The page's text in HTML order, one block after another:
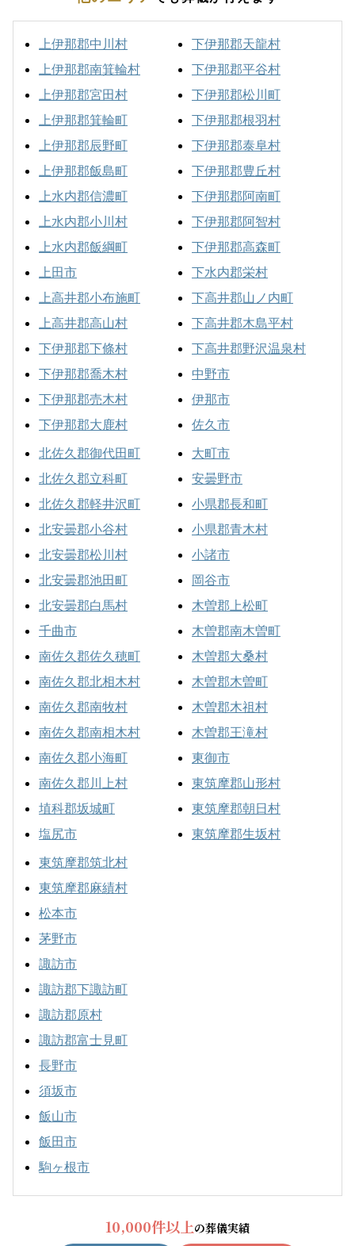
上伊那郡中川村
上伊那郡南箕輪村
上伊那郡宮田村
上伊那郡箕輪町
上伊那郡辰野町
上伊那郡飯島町
上水内郡信濃町
上水内郡小川村
上水内郡飯綱町
上田市
上高井郡小布施町
上高井郡高山村
下伊那郡下條村
下伊那郡喬木村
下伊那郡売木村
下伊那郡大鹿村
下伊那郡天龍村
下伊那郡平谷村
下伊那郡松川町
下伊那郡根羽村
下伊那郡泰阜村
下伊那郡豊丘村
下伊那郡阿南町
下伊那郡阿智村
下伊那郡高森町
下水内郡栄村
下高井郡山ノ内町
下高井郡木島平村
下高井郡野沢温泉村
中野市
伊那市
佐久市
北佐久郡御代田町
北佐久郡立科町
北佐久郡軽井沢町
北安曇郡小谷村
北安曇郡松川村
北安曇郡池田町
北安曇郡白馬村
千曲市
南佐久郡佐久穂町
南佐久郡北相木村
南佐久郡南牧村
南佐久郡南相木村
南佐久郡小海町
南佐久郡川上村
埴科郡坂城町
塩尻市
大町市
安曇野市
小県郡長和町
小県郡青木村
小諸市
岡谷市
木曽郡上松町
木曽郡南木曽町
木曽郡大桑村
木曽郡木曽町
木曽郡木祖村
木曽郡王滝村
東御市
東筑摩郡山形村
東筑摩郡朝日村
東筑摩郡生坂村
東筑摩郡筑北村
東筑摩郡麻績村
松本市
茅野市
諏訪市
諏訪郡下諏訪町
諏訪郡原村
諏訪郡富士見町
長野市
須坂市
飯山市
飯田市
駒ヶ根市
10,000件以上の葬儀実績